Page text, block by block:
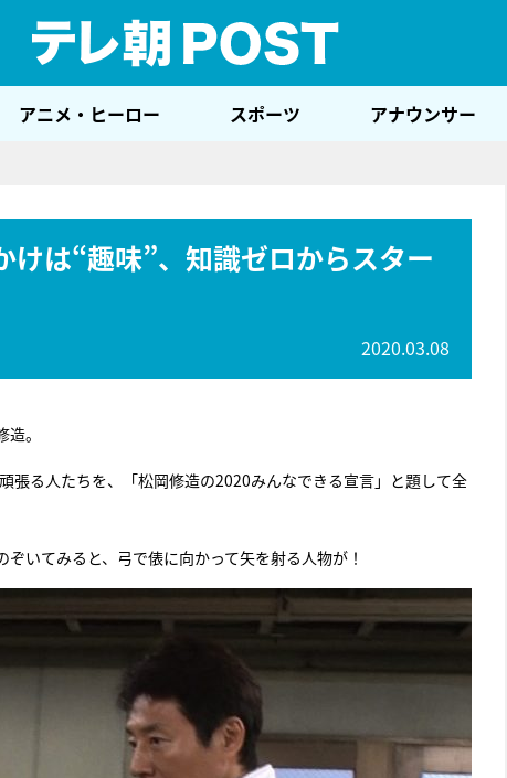
アニメ・ヒーロー スポーツ アナウンサー
けは“趣味”、知識ゼロからスター
2020.03.08
。
る人たちを、「松岡修造の2020みんなできる宣言」と題して全
いてみると、弓で俵に向かって矢を射る人物が！『アイ＝ラブ！げーみんぐ』＝LOV
ビュー